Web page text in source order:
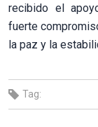
recibido el
fuerte
la paz y la
Tag: